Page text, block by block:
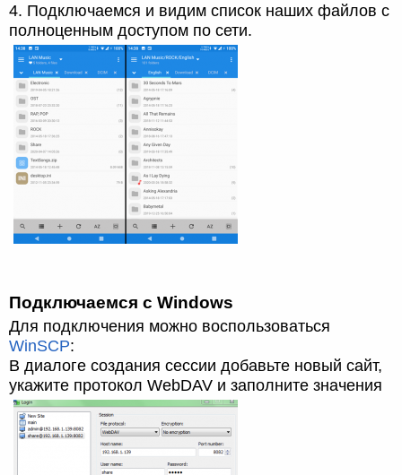
4. Подключаемся и видим список наших файлов с
полноценным доступом по сети.
Подключаемся с Windows
Для подключения можно воспользоваться
WinSCP:
В диалоге создания сессии добавьте новый сайт,
укажите протокол WebDAV и заполните значения